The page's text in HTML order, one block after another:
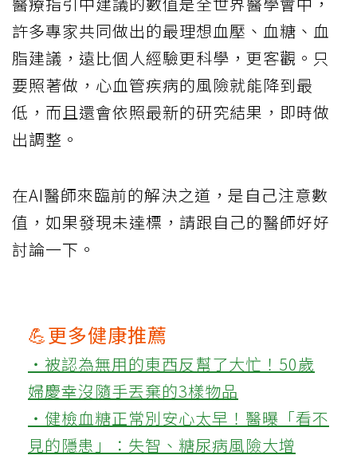
許多專家共同做出的最理想血壓、血糖、血
脂建議，遠比個人經驗更科學，更客觀。只
要照著做，心血管疾病的風險就能降到最
低，而且還會依照最新的研究結果，即時做
出調整。
在AI醫師來臨前的解決之道，是自己注意數
值，如果發現未達標，請跟自己的醫師好好
討論一下。
💪更多健康推薦
‧被認為無用的東西反幫了大忙！50歲
婦慶幸沒隨手丟棄的3樣物品
‧健檢血糖正常別安心太早！醫曝「看不
見的隱患」：失智、糖尿病風險大增